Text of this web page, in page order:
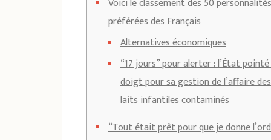
Voici le classement des 50 personnalités
préférées des Français
Alternatives économiques
“17 jours” pour alerter : l’État
doigt pour sa gestion de l’affaire des
laits infantiles contaminés
“Tout était prêt pour que je donne